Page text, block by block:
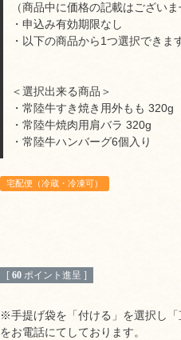
（商品中に価格の記載はございま
・申込み有効期限なし
・以下の商品から1つ選択できま
＜選択出来る商品＞
・常陸牛すき焼き用外もも 320g
・常陸牛焼肉用肩バラ 320g
・常陸牛ハンバーグ6個入り
宅配便（冷蔵・冷凍可）
[ 60 ポイント進呈 ]
※手提げ袋を「付ける」を選択し
をお電話にてしております。